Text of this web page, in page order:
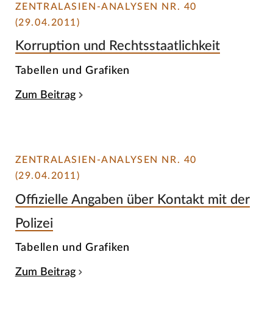
ZENTRALASIEN-ANALYSEN NR. 40
(29.04.2011)
Korruption und Rechtsstaatlichkeit
Tabellen und Grafiken
Zum Beitrag
ZENTRALASIEN-ANALYSEN NR. 40
(29.04.2011)
Offizielle Angaben über Kontakt mit der
Polizei
Tabellen und Grafiken
Zum Beitrag